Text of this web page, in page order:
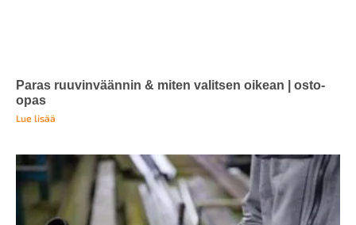
Paras ruuvinväännin & miten valitsen oikean | osto-
opas
Lue lisää